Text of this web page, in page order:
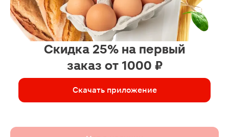
Скидка 25% на первый
заказ от 1000 ₽
Скачать приложение